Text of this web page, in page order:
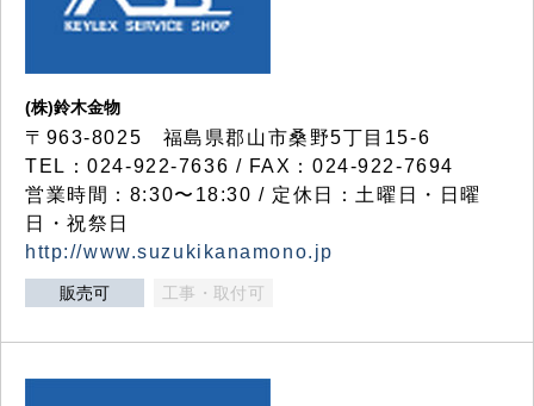
(株)鈴木金物
〒963-8025 福島県郡山市桑野5丁目15-6
TEL：024-922-7636 / FAX：024-922-7694
営業時間：8:30〜18:30 / 定休日：土曜日・日曜
日・祝祭日
http://www.suzukikanamono.jp
販売可 工事・取付可